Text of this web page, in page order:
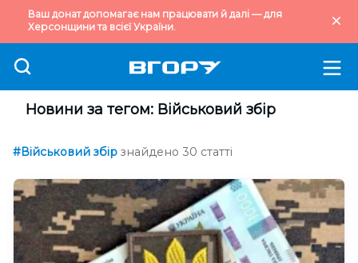
Ваш донат допомагає нам працювати й далі — для
Херсонщини та всієї України.
Новини за тегом: Військовий збір
#Військовий збір знайдено 30 статті